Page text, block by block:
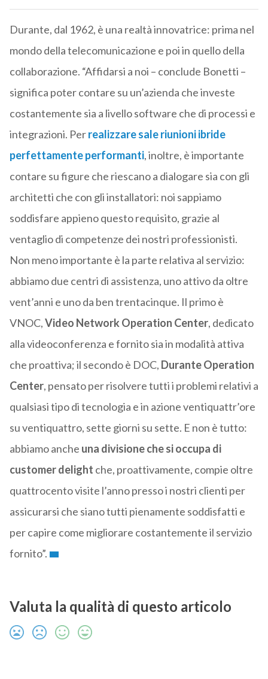
Durante, dal 1962, è una realtà innovatrice: prima nel
mondo della telecomunicazione e poi in quello della
collaborazione. “Affidarsi a noi – conclude Bonetti –
significa poter contare su un’azienda che investe
costantemente sia a livello software che di processi e
integrazioni. Perrealizzare sale riunioni ibride
perfettamente performanti, inoltre, è importante
contare su figure che riescano a dialogare sia con gli
architetti che con gli installatori: noi sappiamo
soddisfare appieno questo requisito, grazie al
ventaglio di competenze dei nostri professionisti.
Non meno importante è la parte relativa al servizio:
abbiamo due centri di assistenza, uno attivo da oltre
vent’anni e uno da ben trentacinque. Il primo è
VNOC,Video Network Operation Center, dedicato
alla videoconferenza e fornito sia in modalità attiva
che proattiva; il secondo è DOC, Durante Operation
Center, pensato per risolvere tutti i problemi relativi a
qualsiasi tipo di tecnologia e in azione ventiquattr’ore
su ventiquattro, sette giorni su sette. E non è tutto:
abbiamo anche una divisione che si occupa di
customer delight che, proattivamente, compie oltre
quattrocento visite l’anno presso i nostri clienti per
assicurarsi che siano tutti pienamente soddisfatti e
per capire come migliorare costantemente il servizio
fornito”.
Valuta la qualità di questo articolo